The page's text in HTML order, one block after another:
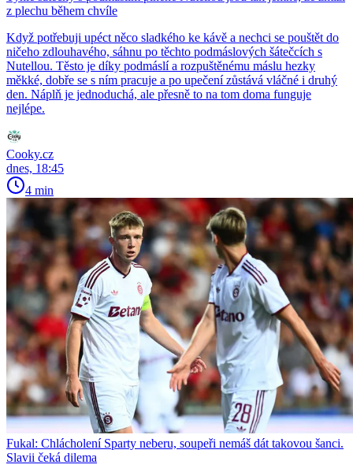
z plechu během chvíle
Když potřebuji upéct něco sladkého ke kávě a nechci se pouštět do
ničeho zdlouhavého, sáhnu po těchto podmáslových šátečcích s
Nutellou. Těsto je díky podmáslí a rozpuštěnému máslu hezky
měkké, dobře se s ním pracuje a po upečení zůstává vláčné i druhý
den. Náplň je jednoduchá, ale přesně to na tom doma funguje
nejlépe.
Cooky.cz
dnes, 18:45
4 min
Fukal: Chlácholení Sparty neberu, soupeři nemáš dát takovou šanci.
Slavii čeká dilema